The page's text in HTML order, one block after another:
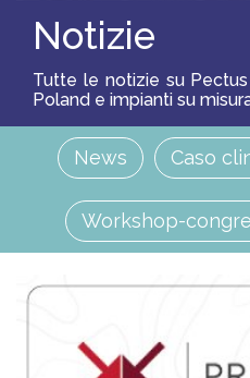
S
O
Z
I
O
N
F
S
Notizie
Tutte le notizie su
Poland e impianti su
News Caso
Workshop-